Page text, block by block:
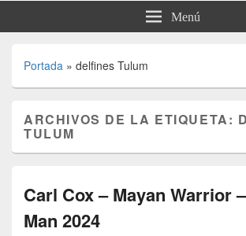
Menú
Portada » delfines Tulum
ARCHIVOS DE LA ETIQUETA:
TULUM
Carl Cox – Mayan Warrior
Man 2024